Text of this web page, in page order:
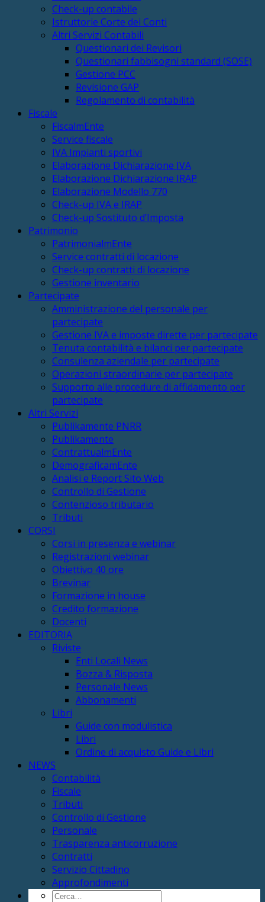
Check-up contabile
Istruttorie Corte dei Conti
Altri Servizi Contabili
Questionari dei Revisori
Questionari fabbisogni standard (SOSE)
Gestione PCC
Revisione GAP
Regolamento di contabilità
Fiscale
FiscalmEnte
Service fiscale
IVA Impianti sportivi
Elaborazione Dichiarazione IVA
Elaborazione Dichiarazione IRAP
Elaborazione Modello 770
Check-up IVA e IRAP
Check-up Sostituto d’Imposta
Patrimonio
PatrimonialmEnte
Service contratti di locazione
Check-up contratti di locazione
Gestione inventario
Partecipate
Amministrazione del personale per
partecipate
Gestione IVA e imposte dirette per partecipate
Tenuta contabilità e bilanci per partecipate
Consulenza aziendale per partecipate
Operazioni straordinarie per partecipate
Supporto alle procedure di affidamento per
partecipate
Altri Servizi
Publikamente PNRR
Publikamente
ContrattualmEnte
DemograficamEnte
Analisi e Report Sito Web
Controllo di Gestione
Contenzioso tributario
Tributi
CORSI
Corsi in presenza e webinar
Registrazioni webinar
Obiettivo 40 ore
Brevinar
Formazione in house
Credito formazione
Docenti
EDITORIA
Riviste
Enti Locali News
Bozza & Risposta
Personale News
Abbonamenti
Libri
Guide con modulistica
Libri
Ordine di acquisto Guide e Libri
NEWS
Contabilità
Fiscale
Tributi
Controllo di Gestione
Personale
Trasparenza anticorruzione
Contratti
Servizio Cittadino
Approfondimenti
Cerca: